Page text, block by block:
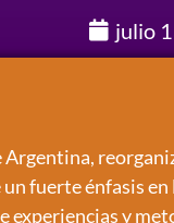
julio
fuerte énfasis en
experiencias y